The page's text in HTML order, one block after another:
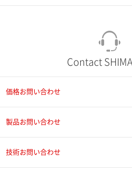
Contact
価格お問い合わせ
製品お問い合わせ
技術お問い合わせ